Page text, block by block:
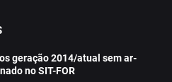
geração 2014/atual sem ar-
no SIT-FOR